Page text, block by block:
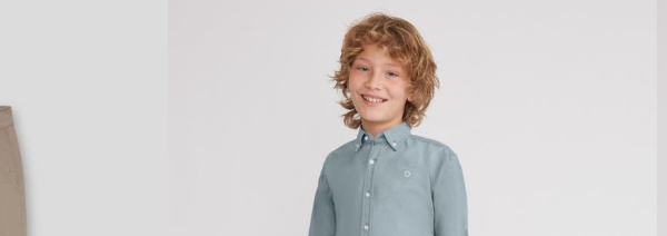
Pantalon chino
€ IVA Inc.
12 meses
18 meses